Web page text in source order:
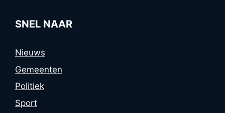
SNEL NAAR
Nieuws
Gemeenten
Politiek
Sport